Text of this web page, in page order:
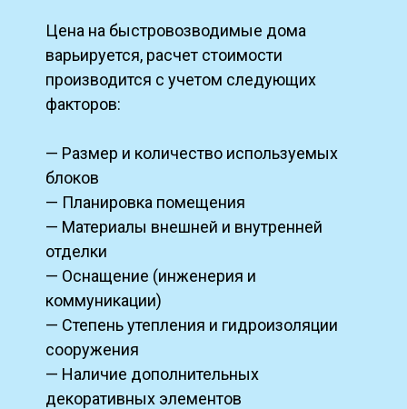
Цена на быстровозводимые дома
варьируется, расчет стоимости
производится с учетом следующих
факторов:
— Размер и количество используемых
блоков
— Планировка помещения
— Материалы внешней и внутренней
отделки
— Оснащение (инженерия и
коммуникации)
— Степень утепления и гидроизоляции
сооружения
— Наличие дополнительных
декоративных элементов